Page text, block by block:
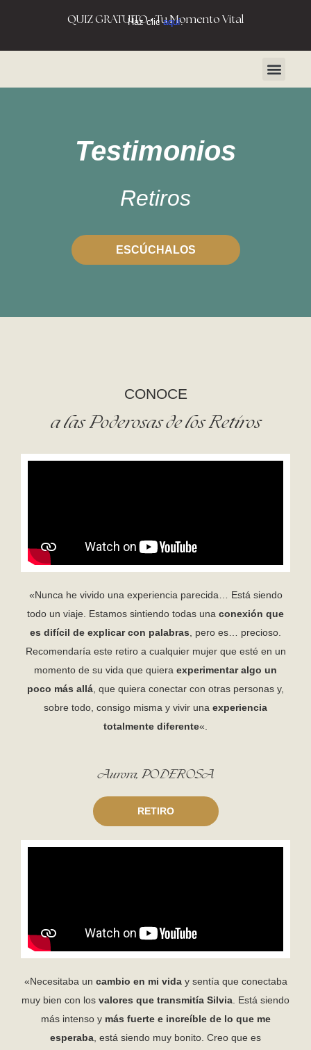
QUIZ GRATUITO • Tu Momento Vital
Haz clicaquí.
Testimonios
Retiros
ESCÚCHALOS
CONOCE
a las Poderosas de los Retiros
«Nunca he vivido una experiencia parecida… Está siendo
todo un viaje. Estamos sintiendo todas una conexión que
es difícil de explicar con palabras, pero es… precioso.
Recomendaría este retiro a cualquier mujer que esté en un
momento de su vida que quiera experimentar algo un
poco más allá, que quiera conectar con otras personas y,
sobre todo, consigo misma y vivir una experiencia
totalmente diferente«.
Aurora, PODEROSA
RETIRO
«Necesitaba un cambio en mi viday sentía que conectaba
muy bien con los valores que transmitía Silvia. Está siendo
más intenso y más fuerte e increíble de lo que me
esperaba, está siendo muy bonito. Creo que es